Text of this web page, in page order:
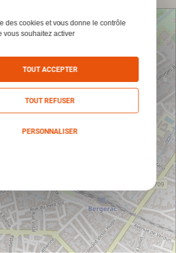
des cookies et vous donne le contrôle
vous souhaitez activer
TOUT ACCEPTER
TOUT REFUSER
PERSONNALISER